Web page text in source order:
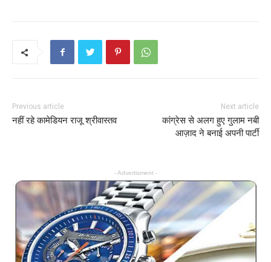
Previous article
नहीं रहे कामेडियन राजू श्रीवास्तव
Next article
कांग्रेस से अलग हुए गुलाम नबी
आज़ाद ने बनाई अपनी पार्टी
- Advertisment -